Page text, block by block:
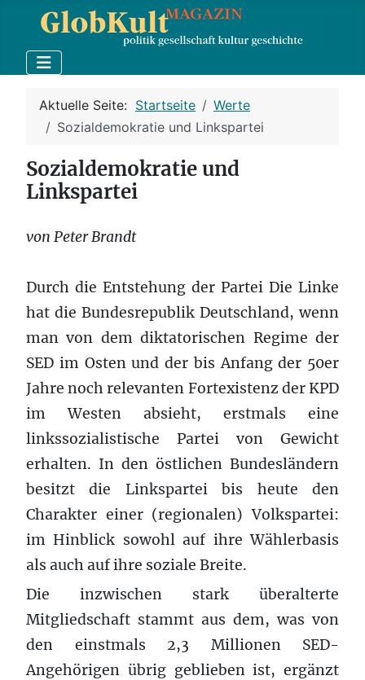
Aktuelle Seite: Startseite
Werte
Sozialdemokratie und Linkspartei
Sozialdemokratie und
Linkspartei
von Peter Brandt
Durch die Entstehung der Partei Die Linke
hat die Bundesrepublik Deutschland, wenn
man von dem diktatorischen Regime der
SED im Osten und der bis Anfang der 50er
Jahre noch relevanten Fortexistenz der KPD
im Westen absieht, erstmals eine
linkssozialistische Partei von Gewicht
erhalten. In den östlichen Bundesländern
besitzt die Linkspartei bis heute den
Charakter einer (regionalen) Volkspartei:
im Hinblick sowohl auf ihre Wählerbasis
als auch auf ihre soziale Breite.
Die inzwischen stark überalterte
Mitgliedschaft stammt aus dem, was von
den einstmals 2,3 Millionen SED-
Angehörigen übrig geblieben ist, ergänzt